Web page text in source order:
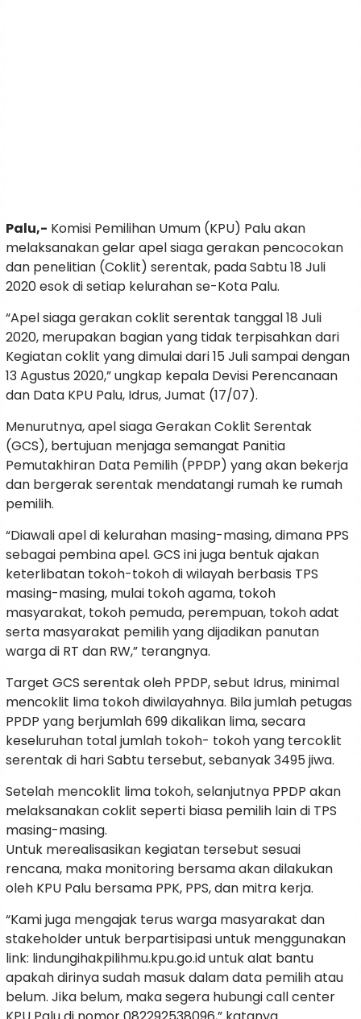
Palu,- Komisi Pemilihan Umum (KPU) Palu akan
melaksanakan gelar apel siaga gerakan pencocokan
dan penelitian (Coklit) serentak, pada Sabtu 18 Juli
2020 esok di setiap kelurahan se-Kota Palu.
“Apel siaga gerakan coklit serentak tanggal 18 Juli
2020, merupakan bagian yang tidak terpisahkan dari
Kegiatan coklit yang dimulai dari 15 Juli sampai dengan
13 Agustus 2020,” ungkap kepala Devisi Perencanaan
dan Data KPU Palu, Idrus, Jumat (17/07).
Menurutnya, apel siaga Gerakan Coklit Serentak
(GCS), bertujuan menjaga semangat Panitia
Pemutakhiran Data Pemilih (PPDP) yang akan bekerja
dan bergerak serentak mendatangi rumah ke rumah
pemilih.
“Diawali apel di kelurahan masing-masing, dimana PPS
sebagai pembina apel. GCS ini juga bentuk ajakan
keterlibatan tokoh-tokoh di wilayah berbasis TPS
masing-masing, mulai tokoh agama, tokoh
masyarakat, tokoh pemuda, perempuan, tokoh adat
serta masyarakat pemilih yang dijadikan panutan
warga di RT dan RW,” terangnya.
Target GCS serentak oleh PPDP, sebut Idrus, minimal
mencoklit lima tokoh diwilayahnya. Bila jumlah petugas
PPDP yang berjumlah 699 dikalikan lima, secara
keseluruhan total jumlah tokoh- tokoh yang tercoklit
serentak di hari Sabtu tersebut, sebanyak 3495 jiwa.
Setelah mencoklit lima tokoh, selanjutnya PPDP akan
melaksanakan coklit seperti biasa pemilih lain di TPS
masing-masing.
Untuk merealisasikan kegiatan tersebut sesuai
rencana, maka monitoring bersama akan dilakukan
oleh KPU Palu bersama PPK, PPS, dan mitra kerja.
“Kami juga mengajak terus warga masyarakat dan
stakeholder untuk berpartisipasi untuk menggunakan
link: lindungihakpilihmu.kpu.go.id untuk alat bantu
apakah dirinya sudah masuk dalam data pemilih atau
belum. Jika belum, maka segera hubungi call center